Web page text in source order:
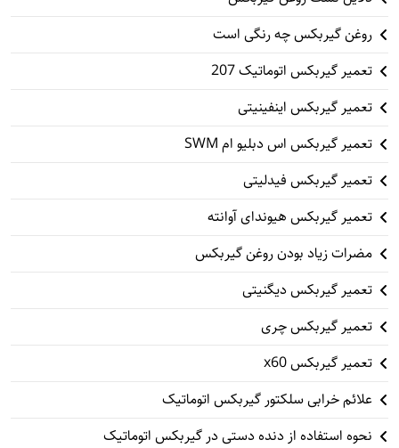
روغن گیربکس چه رنگی است
تعمیر گیربکس اتوماتیک 207
تعمیر گیربکس اینفینیتی
تعمیر گیربکس اس دبلیو ام SWM
تعمیر گیربکس فیدلیتی
تعمیر گیربکس هیوندای آوانته
مضرات زیاد بودن روغن گیربکس
تعمیر گیربکس دیگنیتی
تعمیر گیربکس چری
تعمیر گیربکس x60
علائم خرابی سلکتور گیربکس اتوماتیک
نحوه استفاده از دنده دستی در گیربکس اتوماتیک